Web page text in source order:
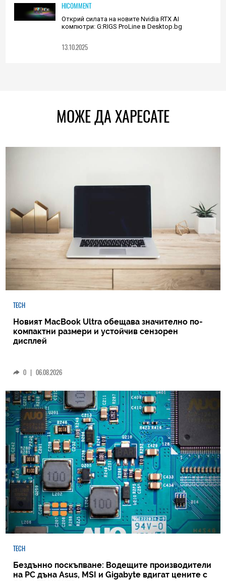
HICOMMENT
Открий силата на новите Nvidia RTX AI
компютри: G:RIGS ProLine в Desktop.bg
13.10.2025
МОЖЕ ДА ХАРЕСАТЕ
TECH
Новият MacBook Ultra обещава значително по-
компактни размери и устойчив сензорен
дисплей
0 | 06.08.2026
TECH
Бездънно поскъпване: Водещите производители
на РС дъна Asus, MSI и Gigabyte вдигат цените с